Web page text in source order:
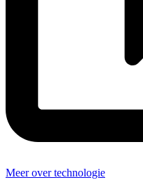
Meer over technologie